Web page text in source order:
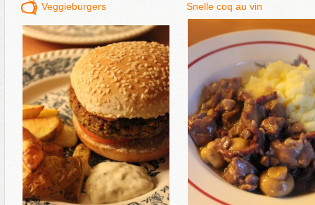
Veggieburgers Snelle coq au vin